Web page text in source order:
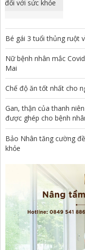
Bé gái 3 tuổi thủng ruột
Nữ bệnh nhân mắc
Mai
Chế độ ăn tốt nhất cho
Gan, thận của thanh
được ghép cho bệnh
Bảo Nhân tăng cường
khỏe